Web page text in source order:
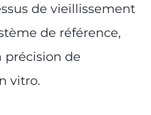
de vieillissement
de référence,
précision de
vitro.